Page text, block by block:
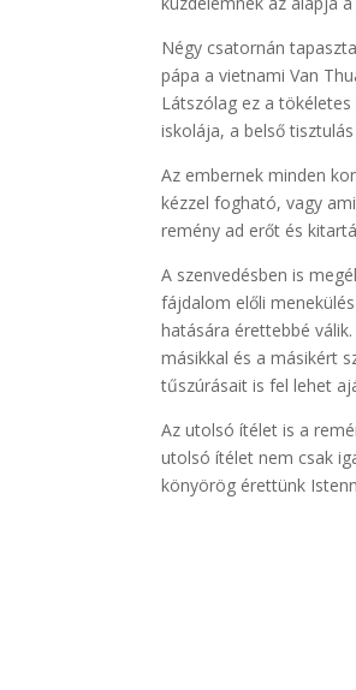
Négy csatornán
pápa a vietnami Van
Látszólag ez a
iskolája, a belső
Az embernek minden
kézzel fogható, vagy
remény ad erőt és
A szenvedésben is
fájdalom előli
hatására érettebbé
másikkal és a másikért
tűszúrásait is fel lehet
Az utolsó ítélet is a
utolsó ítélet nem csak
könyörög érettünk